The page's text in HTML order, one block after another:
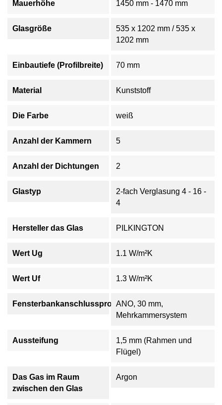
Mauerhöhe 1450 mm - 1470 mm
Glasgröße
535 x 1202 mm / 535 x
1202 mm
Einbautiefe (Profilbreite) 70 mm
Material Kunststoff
Die Farbe weiß
Anzahl der Kammern 5
Anzahl der Dichtungen 2
Glastyp
2-fach Verglasung 4 - 16 -
4
Hersteller das Glas PILKINGTON
Wert Ug 1.1 W/m²K
Wert Uf 1.3 W/m²K
FensterbankanschlussprofilANO, 30 mm,
Mehrkammersystem
Aussteifung
1,5 mm (Rahmen und
Flügel)
Das Gas im Raum
zwischen den Glas
Argon